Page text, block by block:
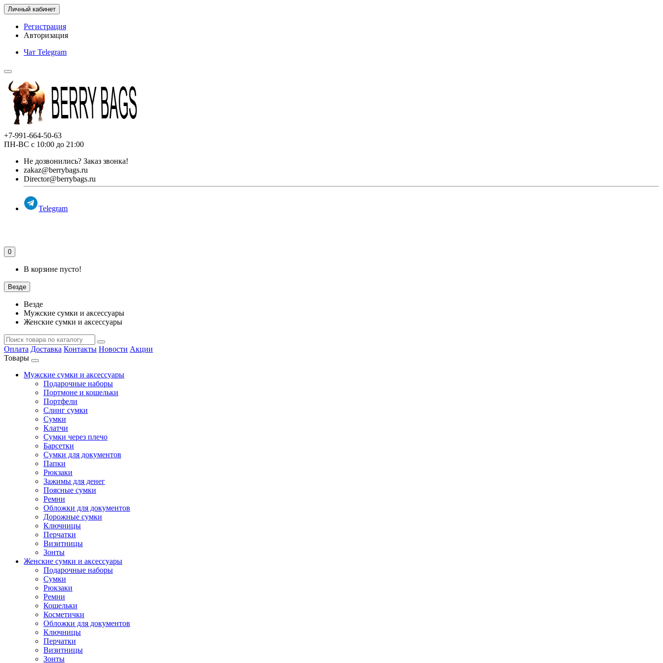
Личный кабинет
Регистрация
Авторизация
Чат Telegram
+7-991-664-50-63
ПН-ВС с 10:00 до 21:00
Не дозвонились? Заказ звонка!
zakaz@berrybags.ru
Director@berrybags.ru
Telegram
0
В корзине пусто!
Везде
Везде
Мужские сумки и аксессуары
Женские сумки и аксессуары
Оплата Доставка Контакты Новости Акции
Товары
Мужские сумки и аксессуары
Подарочные наборы
Портмоне и кошельки
Портфели
Слинг сумки
Сумки
Клатчи
Сумки через плечо
Барсетки
Сумки для документов
Папки
Рюкзаки
Зажимы для денег
Поясные сумки
Ремни
Обложки для документов
Дорожные сумки
Ключницы
Перчатки
Визитницы
Зонты
Женские сумки и аксессуары
Подарочные наборы
Сумки
Рюкзаки
Ремни
Кошельки
Косметички
Обложки для документов
Ключницы
Перчатки
Визитницы
Зонты